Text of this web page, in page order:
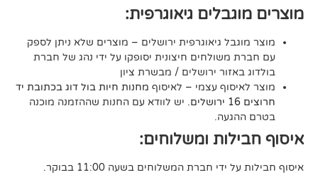
גיאוגרפית:
גיאוגרפית ירושלים – מוצרים שלא ניתן לספק
חיצונית יסופקו על ידי נהג של חברת
ירושלים / מבשרת ציון
עצמי – לאיסוףמחנות חיות בול דוג בכתובת יד
. יש לוודא עם החנות שההזמנה מוכנה
ומשלוחים:
חברת המשלוחים בשעה 11:00 בבוקר.